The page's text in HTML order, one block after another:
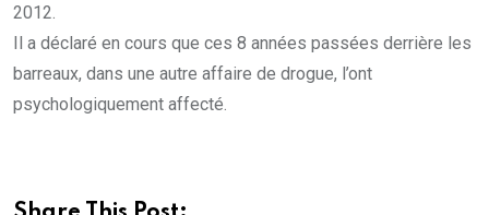
2012.
Il a déclaré en cours que ces 8 années passées derrière les
barreaux, dans une autre affaire de drogue, l’ont
psychologiquement affecté.